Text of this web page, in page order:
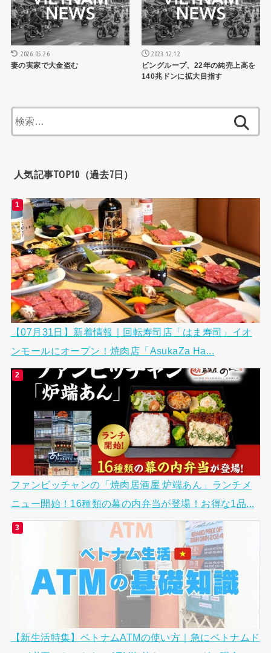
2026.05.26
妻の実家で大金盗む
2023.12.12
ビングループ、22年の純売上高を
140兆ドンに拡大目指す
索:
人気記事TOP10（過去7日）
【07月31日】新着情報｜回転寿司店「はま寿司」イオ
ンモールにオープン！焼肉店「AsukaZa Ha...
ファンビッチャンの「焼肉居酒屋 炉端あん」ランチメ
ニュー開始！16種類の幕の内弁当が登場！お得な1品...
【新生活特集】ベトナムATMの使い方｜急にベトナムド